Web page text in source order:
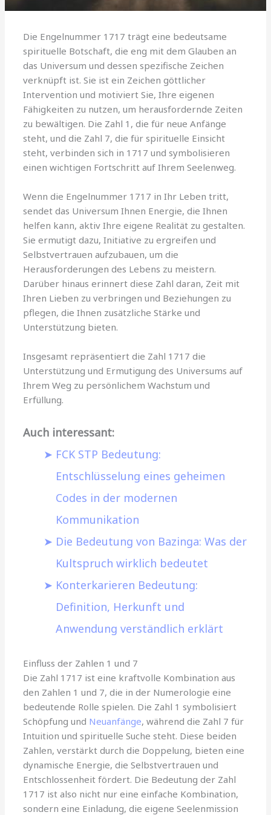
Die Engelnummer 1717 trägt eine bedeutsame
spirituelle Botschaft, die eng mit dem Glauben an
das Universum und dessen spezifische Zeichen
verknüpft ist. Sie ist ein Zeichen göttlicher
Intervention und motiviert Sie, Ihre eigenen
Fähigkeiten zu nutzen, um herausfordernde Zeiten
zu bewältigen. Die Zahl 1, die für neue Anfänge
steht, und die Zahl 7, die für spirituelle Einsicht
steht, verbinden sich in 1717 und symbolisieren
einen wichtigen Fortschritt auf Ihrem Seelenweg.
Wenn die Engelnummer 1717 in Ihr Leben tritt,
sendet das Universum Ihnen Energie, die Ihnen
helfen kann, aktiv Ihre eigene Realität zu gestalten.
Sie ermutigt dazu, Initiative zu ergreifen und
Selbstvertrauen aufzubauen, um die
Herausforderungen des Lebens zu meistern.
Darüber hinaus erinnert diese Zahl daran, Zeit mit
Ihren Lieben zu verbringen und Beziehungen zu
pflegen, die Ihnen zusätzliche Stärke und
Unterstützung bieten.
Insgesamt repräsentiert die Zahl 1717 die
Unterstützung und Ermutigung des Universums auf
Ihrem Weg zu persönlichem Wachstum und
Erfüllung.
Auch interessant:
FCK STP Bedeutung:
Entschlüsselung eines geheimen
Codes in der modernen
Kommunikation
Die Bedeutung von Bazinga: Was der
Kultspruch wirklich bedeutet
Konterkarieren Bedeutung:
Definition, Herkunft und
Anwendung verständlich erklärt
Einfluss der Zahlen 1 und 7
Die Zahl 1717 ist eine kraftvolle Kombination aus
den Zahlen 1 und 7, die in der Numerologie eine
bedeutende Rolle spielen. Die Zahl 1 symbolisiert
Schöpfung und Neuanfänge, während die Zahl 7 für
Intuition und spirituelle Suche steht. Diese beiden
Zahlen, verstärkt durch die Doppelung, bieten eine
dynamische Energie, die Selbstvertrauen und
Entschlossenheit fördert. Die Bedeutung der Zahl
1717 ist also nicht nur eine einfache Kombination,
sondern eine Einladung, die eigene Seelenmission